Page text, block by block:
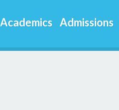
Academics Admissions